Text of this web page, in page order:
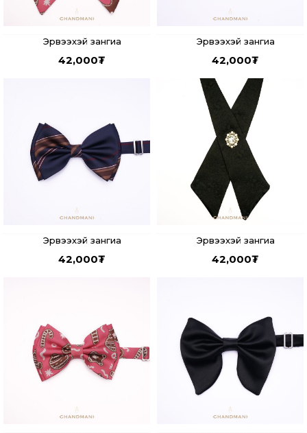
Эрвээхэй зангиа
42,000₮
Эрвээхэй зангиа
42,000₮
Эрвээхэй зангиа
42,000₮
Эрвээхэй зангиа
42,000₮